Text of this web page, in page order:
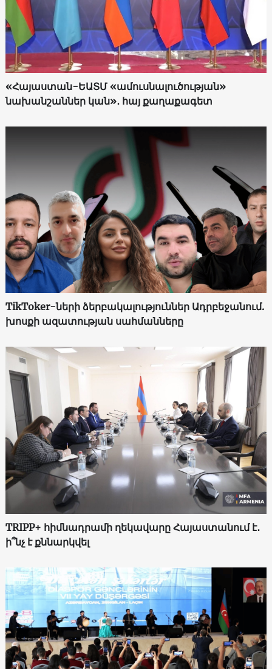
«Հայաստան-ԵԱՏՄ «ամուսնալուծության»
նախանշաններ կան»․ հայ քաղաքագետ
TikToker-ների ձերբակալություններ Ադրբեջանում.
խոսքի ազատության սահմանները
TRIPP+ հիմնադրամի ղեկավարը Հայաստանում է․
ի՞նչ է քննարկվել